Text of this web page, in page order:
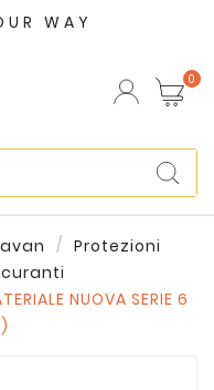
WAY
0
Protezioni
NUOVA SERIE 6
dei desideri